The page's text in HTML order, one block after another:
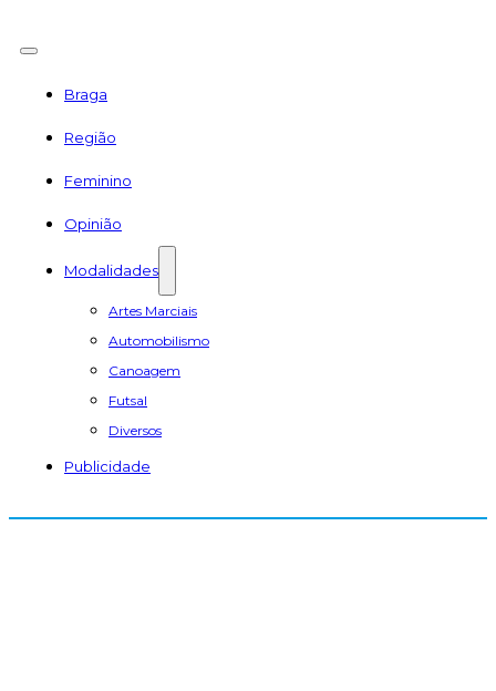
Braga
Região
Feminino
Opinião
Modalidades
Artes Marciais
Automobilismo
Canoagem
Futsal
Diversos
Publicidade